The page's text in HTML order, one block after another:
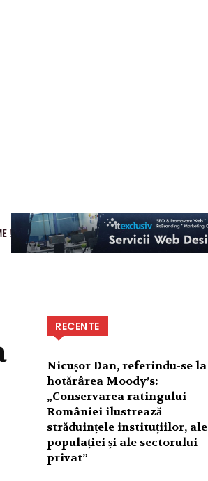
RECENTE
Nicușor Dan, referindu-se la
hotărârea Moody’s:
„Conservarea ratingului
României ilustrează
străduințele instituțiilor, ale
populației și ale sectorului
privat”